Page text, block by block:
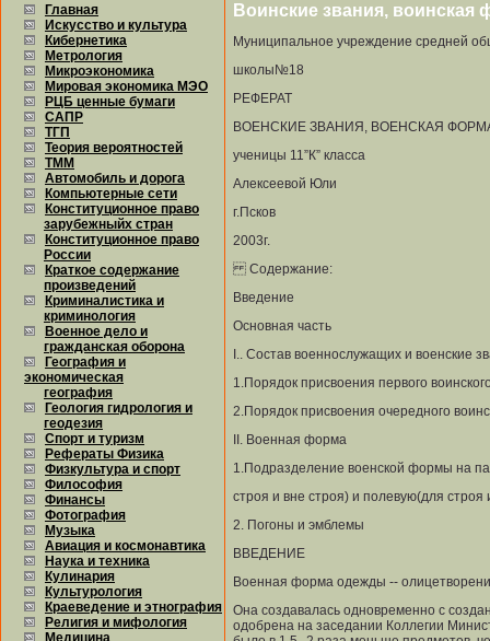
Главная
Искусство и культура
Кибернетика
Метрология
Микроэкономика
Мировая экономика МЭО
РЦБ ценные бумаги
САПР
ТГП
Теория вероятностей
ТММ
Автомобиль и дорога
Компьютерные сети
Конституционное право
зарубежныйх стран
Конституционное право
России
Краткое содержание
произведений
Криминалистика и
криминология
Военное дело и
гражданская оборона
География и
экономическая
география
Геология гидрология и
геодезия
Спорт и туризм
Рефераты Физика
Физкультура и спорт
Философия
Финансы
Фотография
Музыка
Авиация и космонавтика
Наука и техника
Кулинария
Культурология
Краеведение и этнография
Религия и мифология
Медицина
Воинские звания, воинская
Муниципальное учреждение средней
школы№18
РЕФЕРАТ
ВОЕНСКИЕ ЗВАНИЯ, ВОЕНСКАЯ
ученицы 11”К” класса
Алексеевой Юли
г.Псков
2003г.
Содержание:
Введение
Основная часть
I.. Состав военнослужащих и военские
1.Порядок присвоения первого
2.Порядок присвоения очередного
II. Военная форма
1.Подразделение военской формы на
строя и вне строя) и полевую(для строя
2. Погоны и эмблемы
ВВЕДЕНИЕ
Военная форма одежды --
Она создавалась одновременно с
одобрена на заседании Коллегии